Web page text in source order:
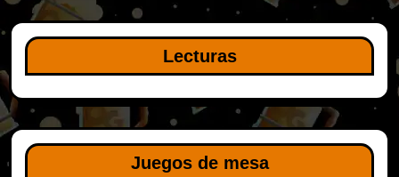
Lecturas
Juegos de mesa